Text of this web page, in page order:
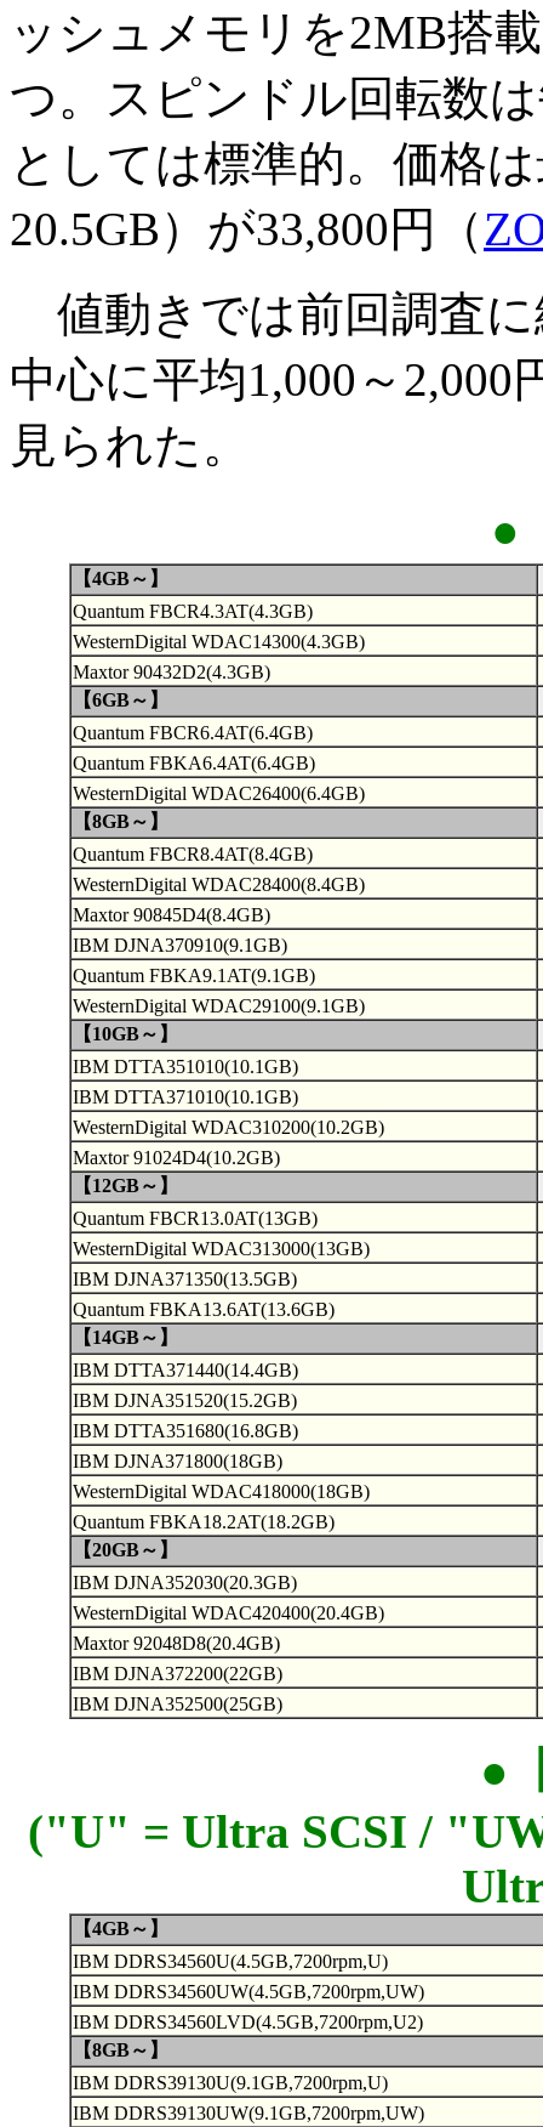
ッシュメモリを2MB搭
つ。スピンドル回転数
としては標準的。価格
20.5GB）が33,800円（
値動きでは前回調査
中心に平均1,000～
見られた。
●
【4GB～】
Quantum FBCR4.3AT(4.3GB)
WesternDigital WDAC14300(4.3GB)
Maxtor 90432D2(4.3GB)
【6GB～】
Quantum FBCR6.4AT(6.4GB)
Quantum FBKA6.4AT(6.4GB)
WesternDigital WDAC26400(6.4GB)
【8GB～】
Quantum FBCR8.4AT(8.4GB)
WesternDigital WDAC28400(8.4GB)
Maxtor 90845D4(8.4GB)
IBM DJNA370910(9.1GB)
Quantum FBKA9.1AT(9.1GB)
WesternDigital WDAC29100(9.1GB)
【10GB～】
IBM DTTA351010(10.1GB)
IBM DTTA371010(10.1GB)
WesternDigital WDAC310200(10.2GB)
Maxtor 91024D4(10.2GB)
【12GB～】
Quantum FBCR13.0AT(13GB)
WesternDigital WDAC313000(13GB)
IBM DJNA371350(13.5GB)
Quantum FBKA13.6AT(13.6GB)
【14GB～】
IBM DTTA371440(14.4GB)
IBM DJNA351520(15.2GB)
IBM DTTA351680(16.8GB)
IBM DJNA371800(18GB)
WesternDigital WDAC418000(18GB)
Quantum FBKA18.2AT(18.2GB)
【20GB～】
IBM DJNA352030(20.3GB)
WesternDigital WDAC420400(20.4GB)
Maxtor 92048D8(20.4GB)
IBM DJNA372200(22GB)
IBM DJNA352500(25GB)
●
("U" = Ultra SCSI /
【4GB～】
IBM DDRS34560U(4.5GB,7200rpm,U)
IBM DDRS34560UW(4.5GB,7200rpm,UW)
IBM DDRS34560LVD(4.5GB,7200rpm,U2)
【8GB～】
IBM DDRS39130U(9.1GB,7200rpm,U)
IBM DDRS39130UW(9.1GB,7200rpm,UW)